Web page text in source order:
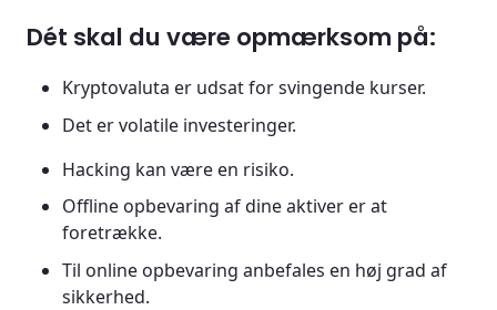
Dét skal du være opmærksom på:
Kryptovaluta er udsat for svingende kurser.
Det er volatile investeringer.
Hacking kan være en risiko.
Offline opbevaring af dine aktiver er at
foretrække.
Til online opbevaring anbefales en høj grad af
sikkerhed.